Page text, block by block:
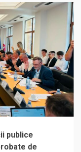
publice
de